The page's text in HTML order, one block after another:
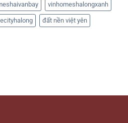
vinhomeshalongxanh
đất nền việt yên